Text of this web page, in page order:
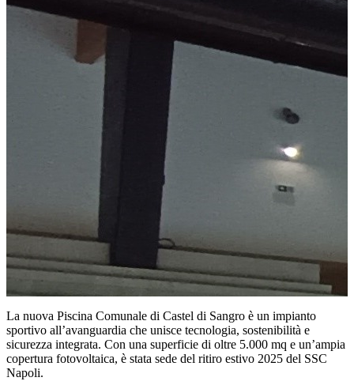
La nuova Piscina Comunale di Castel di Sangro è un impianto
sportivo all’avanguardia che unisce tecnologia, sostenibilità e
sicurezza integrata. Con una superficie di oltre 5.000 mq e un’ampia
copertura fotovoltaica, è stata sede del ritiro estivo 2025 del SSC
Napoli.